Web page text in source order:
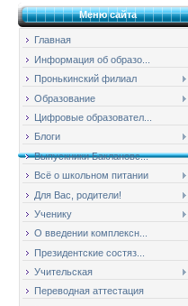
Меню сайта
Главная
Информация об образо...
Пронькинский филиал
Образование
Цифровые образовател...
Блоги
Выпускники Баклановс...
Всё о школьном питании
Для Вас, родители!
Ученику
О введении комплексн...
Президентские состяз...
Учительская
Переводная аттестация